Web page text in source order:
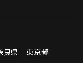
良県
東京都